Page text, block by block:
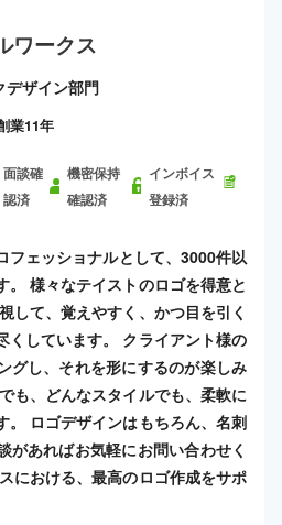
ワークス
デザイン部門
業11年
面談確
認済
機密保持
確認済
インボイス
登録済
フェッショナルとして、3000件以
。 様々なテイストのロゴを得意と
して、覚えやすく、かつ目を引く
くしています。 クライアント様の
グし、それを形にするのが楽しみ
も、どんなスタイルでも、柔軟に
。 ロゴデザインはもちろん、名刺
があればお気軽にお問い合わせく
における、最高のロゴ作成をサポ